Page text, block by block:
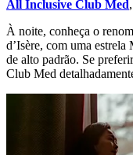
All Inclusive Club Med
À noite, conheça o
d’Isère, com uma
de alto padrão. Se
Club Med